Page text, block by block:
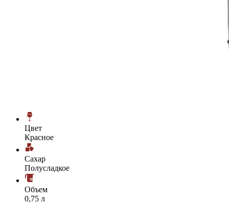
Цвет
Красное
Сахар
Полусладкое
Объем
0,75 л